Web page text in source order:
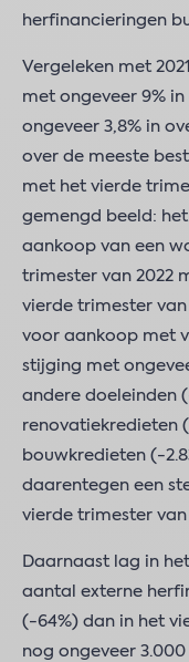
herfinancieringen
Vergeleken met
met ongeveer 9%
ongeveer 3,8% in
over de meeste
met het vierde
gemengd beeld:
aankoop van een
trimester van 2022
vierde trimester
voor aankoop met
stijging met
andere doeleinden
renovatiekredieten
bouwkredieten (-
daarentegen een
vierde trimester van
Daarnaast lag in
aantal externe
(-64%) dan in het
nog ongeveer